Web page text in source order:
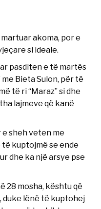
akoma, por e
si ideale.
pasditen e të martës
me Bieta Sulon, për të
të ri “Maraz” si dhe
lajmeve që kanë
sheh veten me
kuptojmë se ende
dhe ka një arsye pse
28 mosha, kështu që
duke lënë të kuptohej